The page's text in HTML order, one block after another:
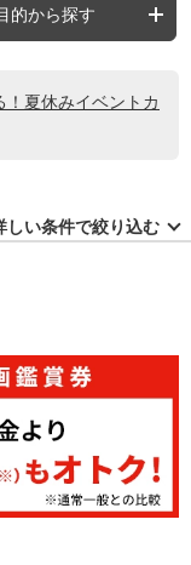
的から探す
！夏休みイベントカ
しい条件で絞り込む